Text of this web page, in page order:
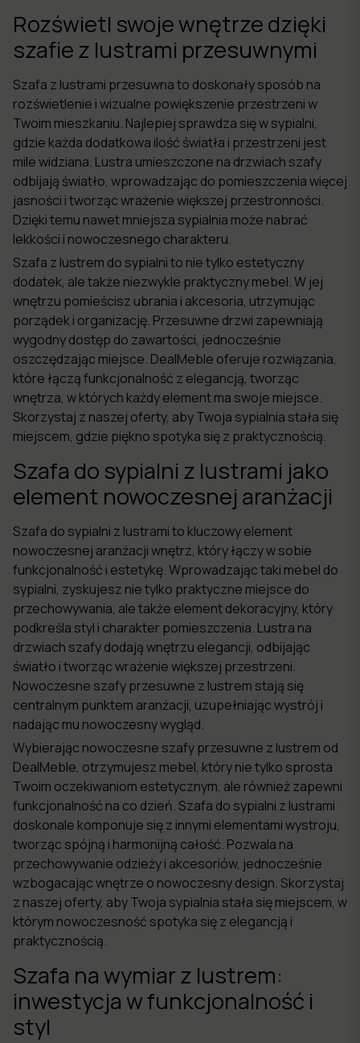
Rozświetl swoje wnętrze dzięki
szafie z lustrami przesuwnymi
Szafa z lustrami przesuwna to doskonały sposób na
rozświetlenie i wizualne powiększenie przestrzeni w
Twoim mieszkaniu. Najlepiej sprawdza się w sypialni,
gdzie każda dodatkowa ilość światła i przestrzeni jest
mile widziana. Lustra umieszczone na drzwiach szafy
odbijają światło, wprowadzając do pomieszczenia więcej
jasności i tworząc wrażenie większej przestronności.
Dzięki temu nawet mniejsza sypialnia może nabrać
lekkości i nowoczesnego charakteru.
Szafa z lustrem do sypialni to nie tylko estetyczny
dodatek, ale także niezwykle praktyczny mebel. W jej
wnętrzu pomieścisz ubrania i akcesoria, utrzymując
porządek i organizację. Przesuwne drzwi zapewniają
wygodny dostęp do zawartości, jednocześnie
oszczędzając miejsce. DealMeble oferuje rozwiązania,
które łączą funkcjonalność z elegancją, tworząc
wnętrza, w których każdy element ma swoje miejsce.
Skorzystaj z naszej oferty, aby Twoja sypialnia stała się
miejscem, gdzie piękno spotyka się z praktycznością.
Szafa do sypialni z lustrami jako
element nowoczesnej aranżacji
Szafa do sypialni z lustrami to kluczowy element
nowoczesnej aranżacji wnętrz, który łączy w sobie
funkcjonalność i estetykę. Wprowadzając taki mebel do
sypialni, zyskujesz nie tylko praktyczne miejsce do
przechowywania, ale także element dekoracyjny, który
podkreśla styl i charakter pomieszczenia. Lustra na
drzwiach szafy dodają wnętrzu elegancji, odbijając
światło i tworząc wrażenie większej przestrzeni.
Nowoczesne szafy przesuwne z lustrem stają się
centralnym punktem aranżacji, uzupełniając wystrój i
nadając mu nowoczesny wygląd.
Wybierając nowoczesne szafy przesuwne z lustrem od
DealMeble, otrzymujesz mebel, który nie tylko sprosta
Twoim oczekiwaniom estetycznym, ale również zapewni
funkcjonalność na co dzień. Szafa do sypialni z lustrami
doskonale komponuje się z innymi elementami wystroju,
tworząc spójną i harmonijną całość. Pozwala na
przechowywanie odzieży i akcesoriów, jednocześnie
wzbogacając wnętrze o nowoczesny design. Skorzystaj
z naszej oferty, aby Twoja sypialnia stała się miejscem, w
którym nowoczesność spotyka się z elegancją i
praktycznością.
Szafa na wymiar z lustrem:
inwestycja w funkcjonalność i
styl